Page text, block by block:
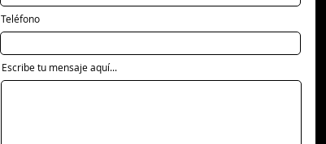
Teléfono
Escribe tu mensaje aquí...